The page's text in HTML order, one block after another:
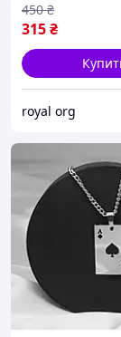
315₴
450 ₴
royal org